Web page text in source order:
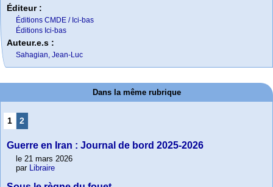
Éditeur :
Éditions CMDE / Ici-bas
Éditions Ici-bas
Auteur.e.s :
Sahagian, Jean-Luc
Dans la même rubrique
1 2
Guerre en Iran : Journal de bord 2025-2026
le 21 mars 2026
par Libraire